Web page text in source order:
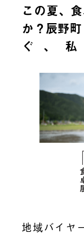
この夏、
か？辰野
ぐ、
地域バイヤ